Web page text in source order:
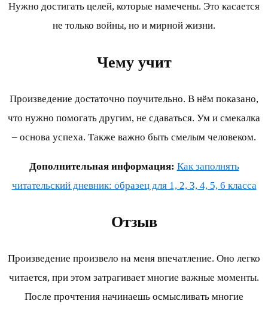
Нужно достигать целей, которые намечены. Это касается
не только войны, но и мирной жизни.
Чему учит
Произведение достаточно поучительно. В нём показано,
что нужно помогать другим, не сдаваться. Ум и смекалка
– основа успеха. Также важно быть смелым человеком.
Дополнительная информация: Как заполнять
читательский дневник: образец для 1, 2, 3, 4, 5, 6 класса
Отзыв
Произведение произвело на меня впечатление. Оно легко
читается, при этом затрагивает многие важные моменты.
После прочтения начинаешь осмысливать многие